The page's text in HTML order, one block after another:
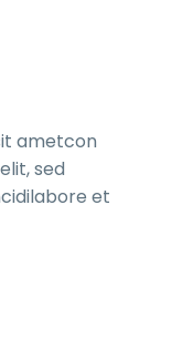
ametcon
sed
et